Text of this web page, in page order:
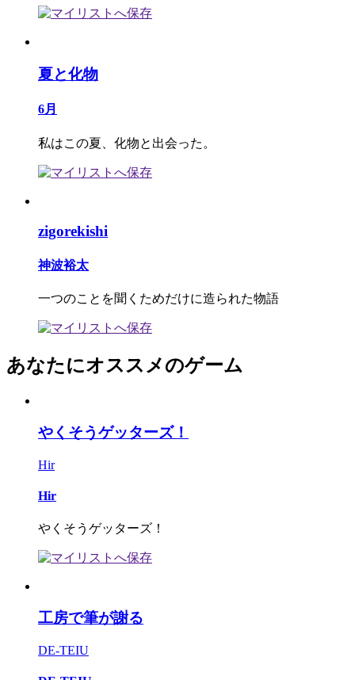
夏と化物
6月
私はこの夏、化物と出会った。
zigorekishi
神波裕太
一つのことを聞くためだけに造られた物語
あなたにオススメのゲーム
やくそうゲッターズ！
Hir
Hir
やくそうゲッターズ！
工房で筆が謝る
DE-TEIU